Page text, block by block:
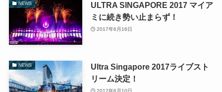
NEWS
ULTRA SINGAPORE 2017 マイア
ミに続き勢い止まらず！
2017年6月16日
NEWS
Ultra Singapore 2017ライブスト
リーム決定！
2017年6月10日